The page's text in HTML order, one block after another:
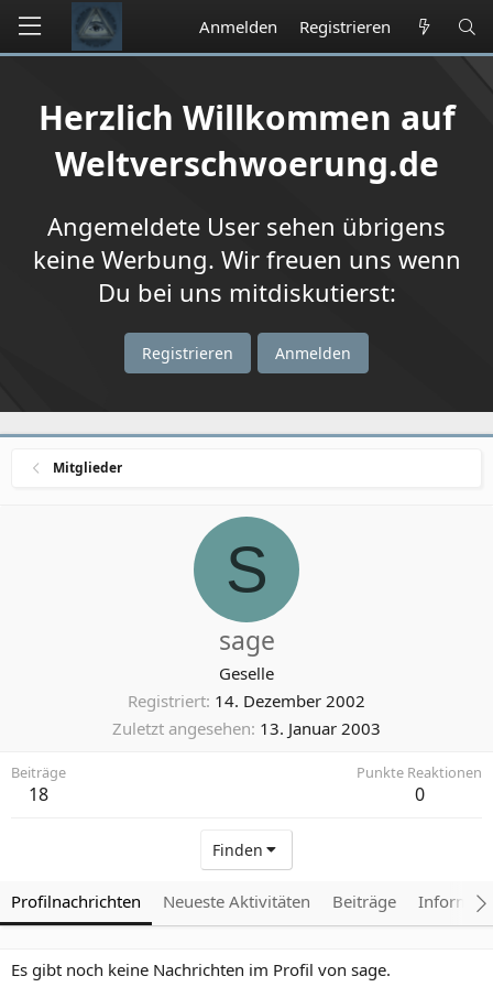
Anmelden Registrieren
Herzlich Willkommen auf
Weltverschwoerung.de
Angemeldete User sehen übrigens
keine Werbung. Wir freuen uns wenn
Du bei uns mitdiskutierst:
Registrieren Anmelden
Mitglieder
S
sage
Geselle
Registriert 14. Dezember 2002
Zuletzt angesehen 13. Januar 2003
Beiträge
18
Punkte Reaktionen
0
Finden
Profilnachrichten Neueste Aktivitäten Beiträge
Es gibt noch keine Nachrichten im Profil von sage.